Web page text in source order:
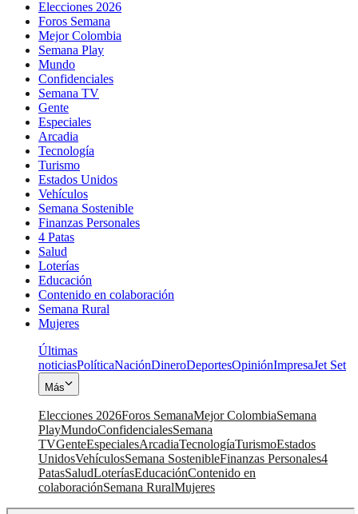
Elecciones 2026
Foros Semana
Mejor Colombia
Semana Play
Mundo
Confidenciales
Semana TV
Gente
Especiales
Arcadia
Tecnología
Turismo
Estados Unidos
Vehículos
Semana Sostenible
Finanzas Personales
4 Patas
Salud
Loterías
Educación
Contenido en colaboración
Semana Rural
Mujeres
Últimas
noticiasPolíticaNaciónDineroDeportesOpiniónImpresaJet Set
Más
Elecciones 2026Foros SemanaMejor ColombiaSemana
PlayMundoConfidencialesSemana
TVGenteEspecialesArcadiaTecnologíaTurismoEstados
UnidosVehículosSemana SostenibleFinanzas Personales4
PatasSaludLoteríasEducaciónContenido en
colaboraciónSemana RuralMujeres